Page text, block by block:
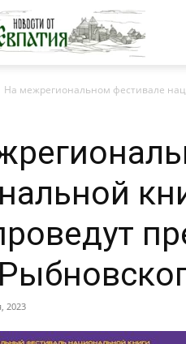
Новости
от
На межрегиональном фестивале
2023